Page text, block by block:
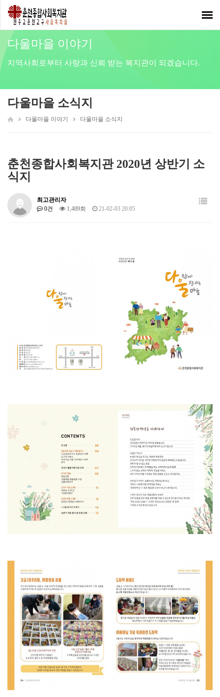
다울마을 이야기
지역사회로부터 사랑과 신뢰 받는 복지관이 되겠습니다.
다울마을 소식지
다울마을 이야기 다울마을 소식지
춘천종합사회복지관 2020년 상반기 소
식지
최고관리자
0건
1,489회 21-02-03 20:05